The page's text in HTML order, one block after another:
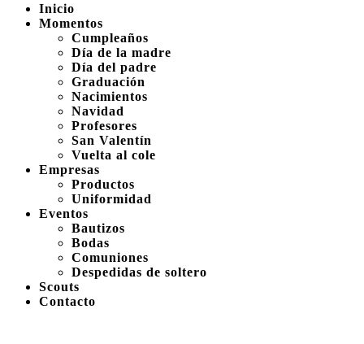
Inicio
Momentos
Cumpleaños
Día de la madre
Día del padre
Graduación
Nacimientos
Navidad
Profesores
San Valentín
Vuelta al cole
Empresas
Productos
Uniformidad
Eventos
Bautizos
Bodas
Comuniones
Despedidas de soltero
Scouts
Contacto